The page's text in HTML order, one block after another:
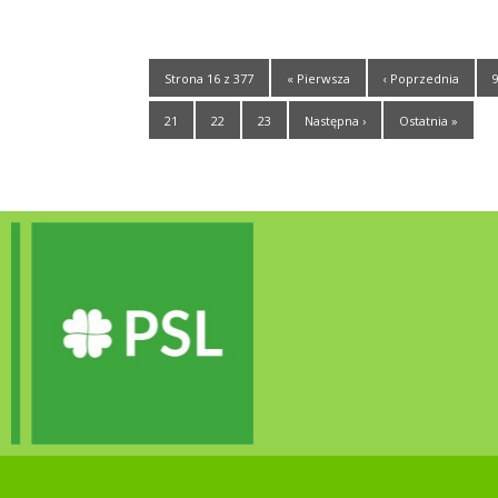
Strona 16 z 377 « Pierwsza ‹ Poprzednia 9
21 22 23 Następna › Ostatnia »